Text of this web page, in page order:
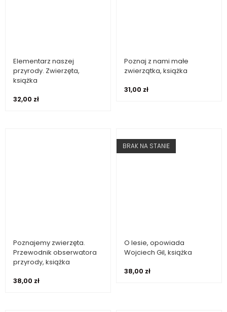
Dowiedz się więcej
Elementarz naszej
przyrody. Zwierzęta,
książka
32,00 zł
Dowiedz się więcej
Poznaj z nami małe
zwierzątka, książka
31,00 zł
Dodaj do koszyka
Poznajemy zwierzęta.
Przewodnik obserwatora
przyrody, książka
38,00 zł
BRAK NA STANIE
Dowiedz się więcej
O lesie, opowiada
Wojciech Gil, książka
38,00 zł